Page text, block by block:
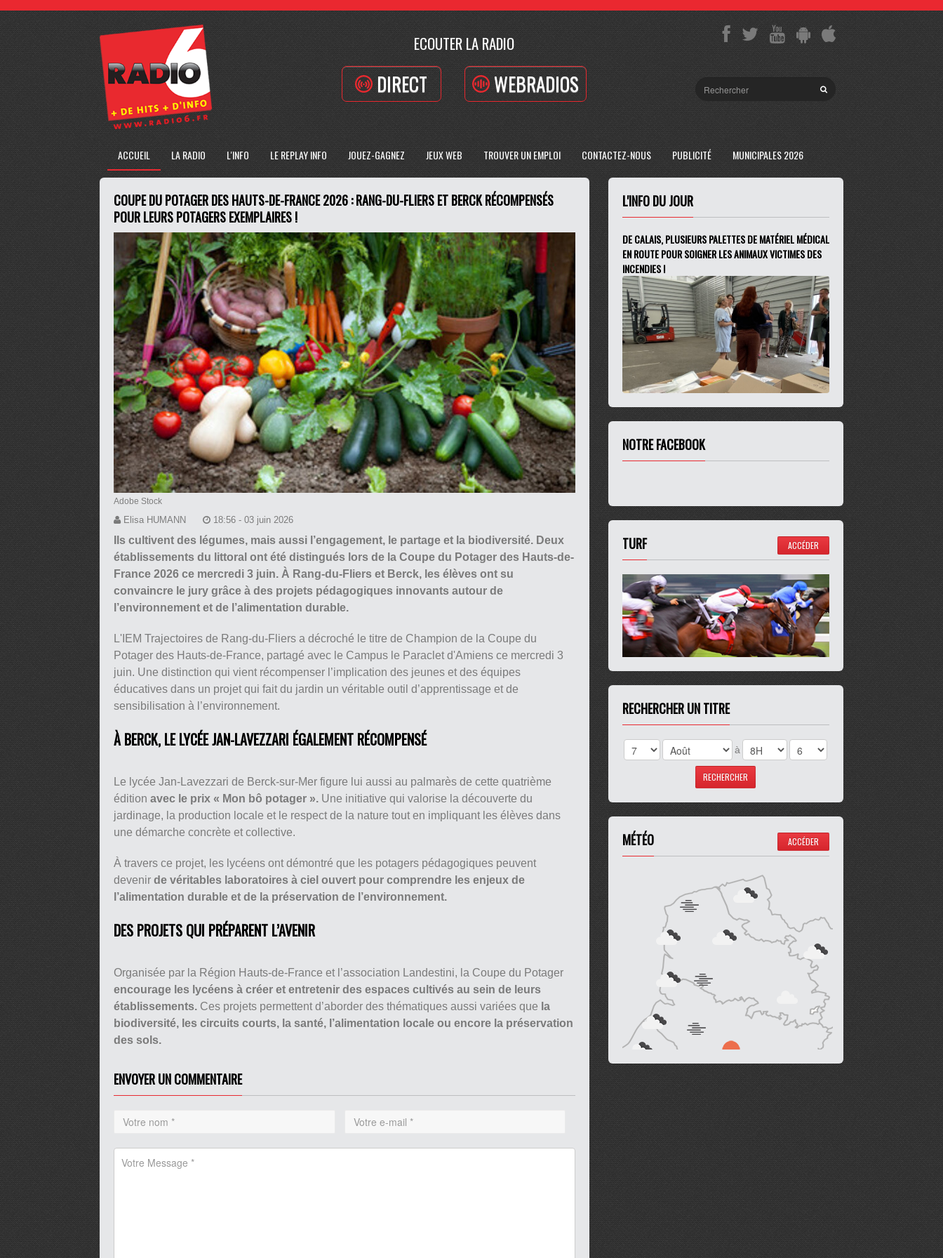
ECOUTER LA RADIO
DIRECT WEBRADIOS
ACCUEIL LA RADIO L'INFO LE REPLAY INFO JOUEZ-GAGNEZ JEUX WEB TROUVER UN EMPLOI CONTACTEZ-NOUS PUBLICITÉ MUNICIPALES 2026
COUPE DU POTAGER DES HAUTS-DE-FRANCE 2026 : RANG-DU-FLIERS ET BERCK RÉCOMPENSÉS
POUR LEURS POTAGERS EXEMPLAIRES !
Adobe Stock
Elisa HUMANN 18:56 - 03 juin 2026
Ils cultivent des légumes, mais aussi l’engagement, le partage et la biodiversité. Deux
établissements du littoral ont été distingués lors de la Coupe du Potager des Hauts-de-
France 2026 ce mercredi 3 juin. À Rang-du-Fliers et Berck, les élèves ont su
convaincre le jury grâce à des projets pédagogiques innovants autour de
l’environnement et de l’alimentation durable.
L'IEM Trajectoires de Rang-du-Fliers a décroché le titre de Champion de la Coupe du
Potager des Hauts-de-France, partagé avec le Campus le Paraclet d'Amiens ce mercredi 3
juin. Une distinction qui vient récompenser l’implication des jeunes et des équipes
éducatives dans un projet qui fait du jardin un véritable outil d’apprentissage et de
sensibilisation à l’environnement.
À BERCK, LE LYCÉE JAN-LAVEZZARI ÉGALEMENT RÉCOMPENSÉ
Le lycée Jan-Lavezzari de Berck-sur-Mer figure lui aussi au palmarès de cette quatrième
édition avec le prix « Mon bô potager ». Une initiative qui valorise la découverte du
jardinage, la production locale et le respect de la nature tout en impliquant les élèves dans
une démarche concrète et collective.
À travers ce projet, les lycéens ont démontré que les potagers pédagogiques peuvent
devenir de véritables laboratoires à ciel ouvert pour comprendre les enjeux de
l’alimentation durable et de la préservation de l’environnement.
DES PROJETS QUI PRÉPARENT L’AVENIR
Organisée par la Région Hauts-de-France et l’association Landestini, la Coupe du Potager
encourage les lycéens à créer et entretenir des espaces cultivés au sein de leurs
établissements. Ces projets permettent d’aborder des thématiques aussi variées que la
biodiversité, les circuits courts, la santé, l’alimentation locale ou encore la préservation
des sols.
ENVOYER UN COMMENTAIRE
L'INFO DU JOUR
DE CALAIS, PLUSIEURS PALETTES DE MATÉRIEL MÉDICAL
EN ROUTE POUR SOIGNER LES ANIMAUX VICTIMES DES
INCENDIES !
NOTRE FACEBOOK
TURF ACCÉDER
RECHERCHER UN TITRE
à
MÉTÉO ACCÉDER